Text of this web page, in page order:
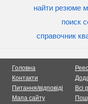
найти резюме
поиск
справочник
Головна
Контакти
Питання/відповіді
Мапа сайту
Всі